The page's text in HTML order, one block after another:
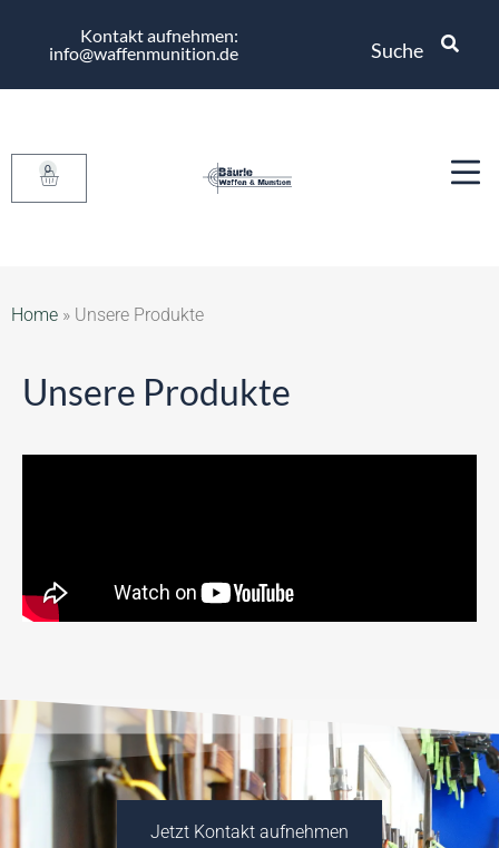
Kontakt aufnehmen:
info@waffenmunition.de
Suche
0
Home » Unsere Produkte
Unsere Produkte
Jetzt Kontakt aufnehmen